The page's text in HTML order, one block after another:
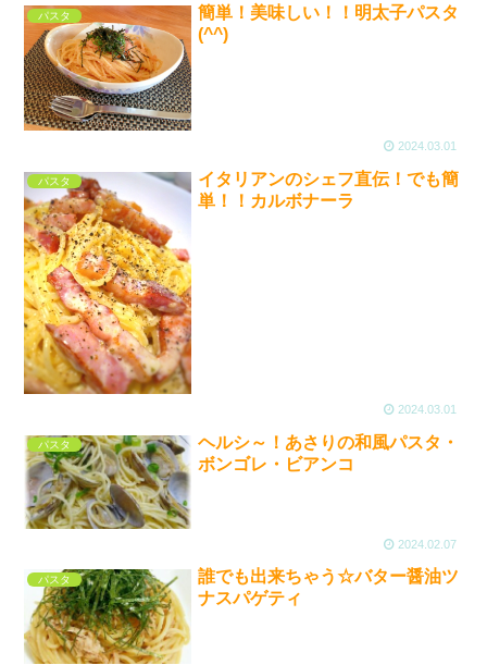
パスタ
簡単！美味しい！！明太子パスタ
(^^)
2024.03.01
パスタ
イタリアンのシェフ直伝！でも簡
単！！カルボナーラ
2024.03.01
パスタ
ヘルシ～！あさりの和風パスタ・
ボンゴレ・ビアンコ
2024.02.07
パスタ
誰でも出来ちゃう☆バター醤油ツ
ナスパゲティ